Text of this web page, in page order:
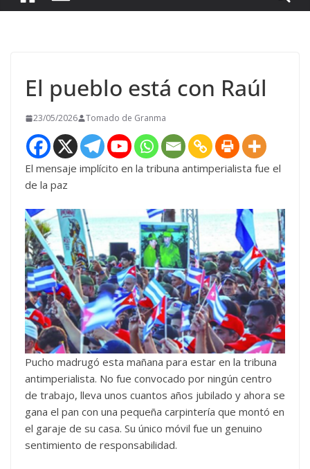
El pueblo está con Raúl
23/05/2026 Tomado de Granma
El mensaje implícito en la tribuna antimperialista fue el
de la paz
Pucho madrugó esta mañana para estar en la tribuna
antimperialista. No fue convocado por ningún centro
de trabajo, lleva unos cuantos años jubilado y ahora se
gana el pan con una pequeña carpintería que montó en
el garaje de su casa. Su único móvil fue un genuino
sentimiento de responsabilidad.